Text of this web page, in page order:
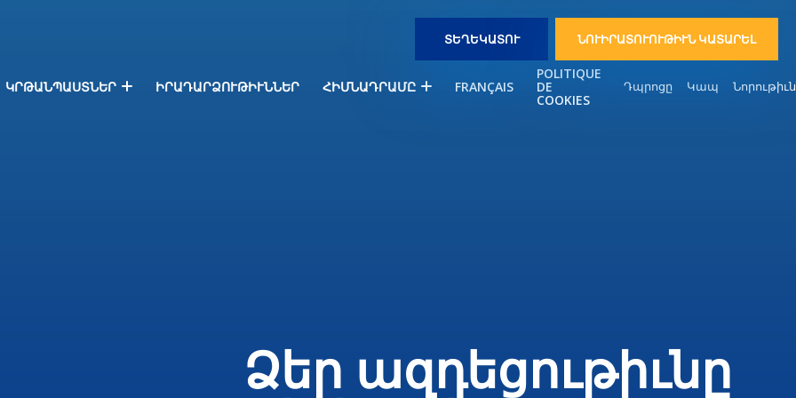
ԿՐԹԱՆՊԱՍՏՆԵՐ ԻՐԱԴԱՐՁՈՒԹԻՒՆՆԵՐ ՀԻՄՆԱԴՐԱՄԸ FRANÇAIS
POLITIQUE
DE
COOKIES
Դպրոցը Կապ
ՏԵՂԵԿԱՏՈՒ ՆՈՒԻՐԱՏՈՒՈՒԹԻՒՆ ԿԱՏԱՐԵԼ
Ձեր ազդեցութիւնը